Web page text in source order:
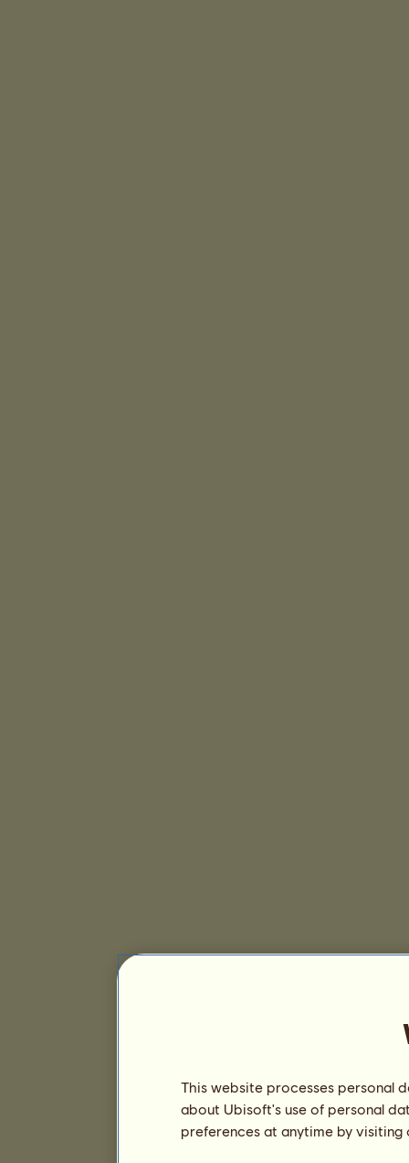
This website processes personal
about Ubisoft's use of personal
preferences at anytime by